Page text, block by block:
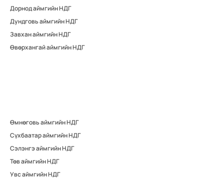
Дорнод аймгийн НДГ
Дундговь аймгийн НДГ
Завхан аймгийн НДГ
Өвөрхангай аймгийн НДГ
Өмнөговь аймгийн НДГ
Сүхбаатар аймгийн НДГ
Сэлэнгэ аймгийн НДГ
Төв аймгийн НДГ
Увс аймгийн НДГ